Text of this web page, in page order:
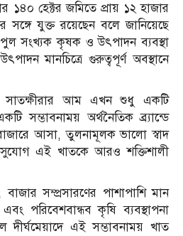
১৪০ হেক্টর জমিতে প্রায় ১২ হাজার
যুক্ত রয়েছেন বলে জানিয়েছে
সংখ্যক কৃষক ও উৎপাদন ব্যবস্থা
মানচিত্রে গুরুত্বপূর্ণ অবস্থানে
সাতক্ষীরার আম এখন শুধু একটি
সম্ভাবনাময় অর্থনৈতিক ব্র্যান্ডে
আসা, তুলনামূলক ভালো স্বাদ
সুযোগ এই খাতকে আরও শক্তিশালী
সম্প্রসারণের পাশাপাশি মান
এবং পরিবেশবান্ধব কৃষি ব্যবস্থাপনা
দীর্ঘমেয়াদে এই সম্ভাবনাময় খাত